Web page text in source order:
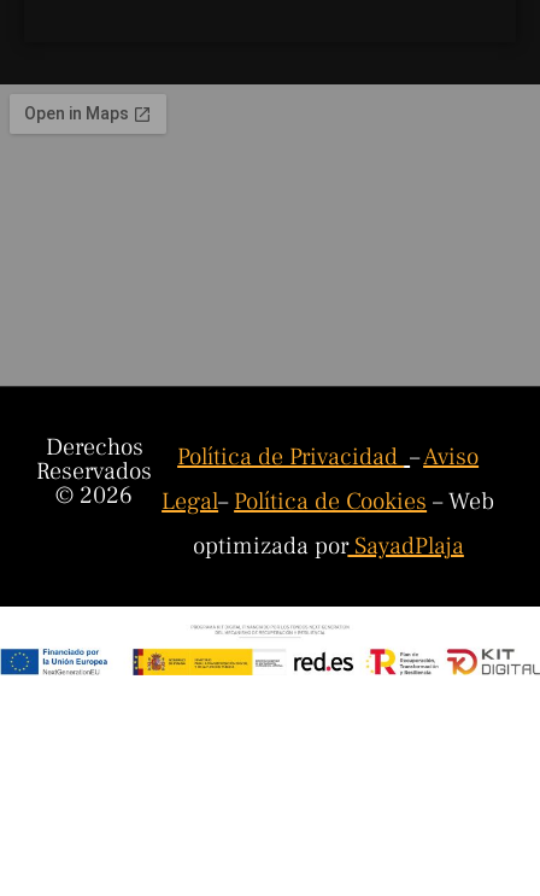
Derechos
Reservados
© 2026
Política de Privacidad–Aviso
Legal–Política de Cookies– Web
optimizada porSayadPlaja